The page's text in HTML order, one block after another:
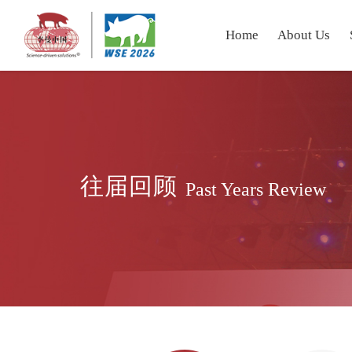
Home About Us
往届回顾 Past Years Review